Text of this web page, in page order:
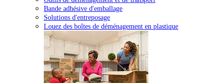
Bande adhésive d'emballage
Solutions d'entreposage
Louez des boîtes de déménagement en plastique